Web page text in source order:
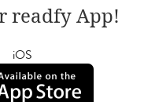
readfy App!
iOS